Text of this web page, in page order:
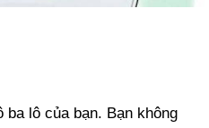
lô của bạn. Bạn không